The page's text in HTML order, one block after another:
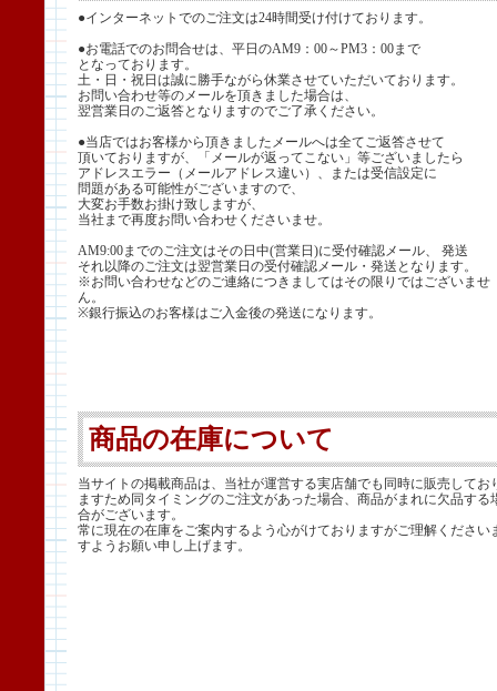
●インターネットでのご注文は24時間受け付けております。
●お電話でのお問合せは、平日のAM9：00～PM3：00まで
となっております。
土・日・祝日は誠に勝手ながら休業させていただいております。
お問い合わせ等のメールを頂きました場合は、
翌営業日のご返答となりますのでご了承ください。
●当店ではお客様から頂きましたメールへは全てご返答させて
頂いておりますが、「メールが返ってこない」等ございましたら
アドレスエラー（メールアドレス違い）、または受信設定に
問題がある可能性がございますので、
大変お手数お掛け致しますが、
当社まで再度お問い合わせくださいませ。
AM9:00までのご注文はその日中(営業日)に受付確認メール、 発送
それ以降のご注文は翌営業日の受付確認メール・発送となります。
※お問い合わせなどのご連絡につきましてはその限りではございませ
ん。
※銀行振込のお客様はご入金後の発送になります。
商品の在庫について
当サイトの掲載商品は、当社が運営する実店舗でも同時に販売してお
ますため同タイミングのご注文があった場合、商品がまれに欠品する
合がございます。
常に現在の在庫をご案内するよう心がけておりますがご理解ください
すようお願い申し上げます。